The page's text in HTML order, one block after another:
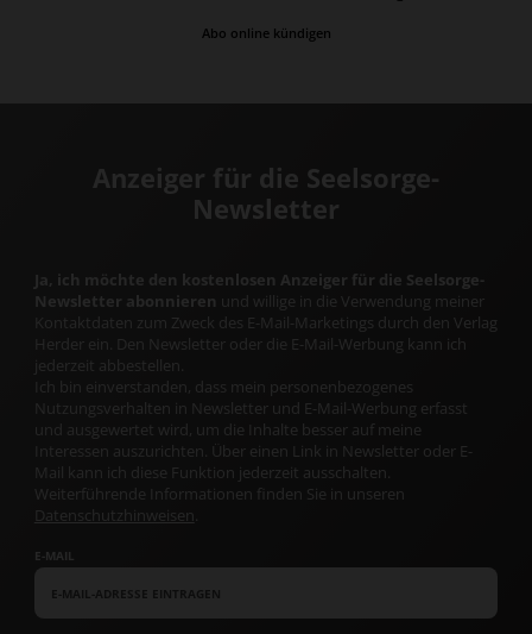
Abo online kündigen
Anzeiger für die Seelsorge-
Newsletter
Ja, ich möchte den kostenlosen Anzeiger für die Seelsorge-
Newsletter abonnieren und willige in die Verwendung meiner
Kontaktdaten zum Zweck des E-Mail-Marketings durch den Verlag
Herder ein. Den Newsletter oder die E-Mail-Werbung kann ich
jederzeit abbestellen.
Ich bin einverstanden, dass mein personenbezogenes
Nutzungsverhalten in Newsletter und E-Mail-Werbung erfasst
und ausgewertet wird, um die Inhalte besser auf meine
Interessen auszurichten. Über einen Link in Newsletter oder E-
Mail kann ich diese Funktion jederzeit ausschalten.
Weiterführende Informationen finden Sie in unseren
Datenschutzhinweisen
E-MAIL